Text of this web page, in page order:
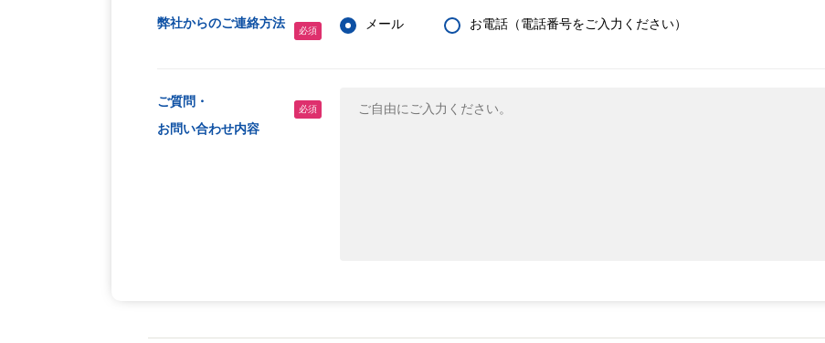
弊社からのご連絡方法
必須 メール お電話（電話番号をご入力ください）
ご質問・
お問い合わせ内容
必須